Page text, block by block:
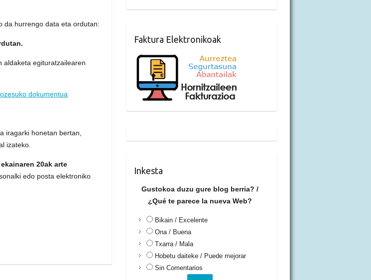
da hurrengo data eta ordutan:
aldaketa egituratzailearen
dokumentua
iragarki honetan bertan,
izateko.
20ak arte
edo posta elektroniko
Faktura Elektronikoak
Inkesta
Gustokoa duzu gure blog berria? /
¿Qué te parece la nueva Web?
Bikain / Excelente
Ona / Buena
Txarra / Mala
Hobetu daiteke / Puede mejorar
Sin Comentarios